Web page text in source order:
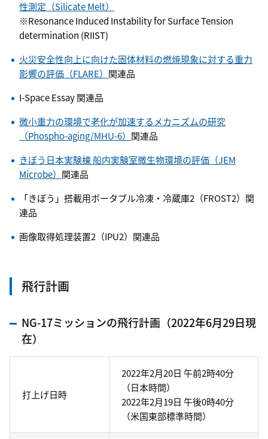
性測定（Silicate Melt）
※Resonance Induced Instability for Surface Tension
determination (RIIST)
火災安全性向上に向けた固体材料の燃焼現象に対する重力
影響の評価（FLARE） 関連品
I-Space Essay 関連品
微⼩重⼒の環境で⽼化が加速するメカニズムの研究
（Phospho-aging/MHU-6） 関連品
きぼう日本実験棟 船内実験室微生物環境の評価（JEM
Microbe） 関連品
「きぼう」搭載用ポータブル冷凍・冷蔵庫2（FROST2）関
連品
画像取得処理装置2（IPU2）関連品
飛行計画
NG-17ミッションの飛行計画（2022年6月29日現
在）
打上げ日時
2022年2月20日 午前2時40分
（日本時間）
2022年2月19日 午後0時40分
（米国東部標準時間）